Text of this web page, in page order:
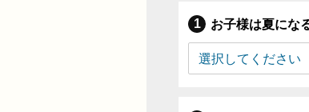
お子様は夏にな